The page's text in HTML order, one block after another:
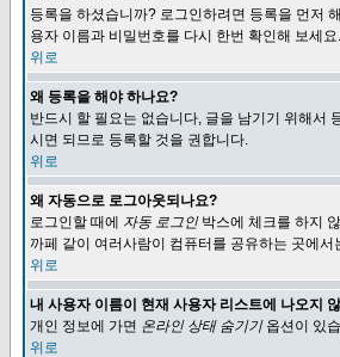
등록을 하셨습니까? 로그인하려면 등록을 먼저
용자 이름과 비밀번호를 다시 한번 확인해 보세
위로
왜 등록을 해야 하나요?
반드시 할 필요는 없습니다, 글을 남기기 위해서
시면 되므로 등록할 것을 권합니다.
위로
왜 자동으로 로그아웃되나요?
로그인할 때에 자동 로그인박스에 체크를 하지
까페 같이 여러사람이 컴퓨터를 공유하는 곳에
위로
내 사용자 이름이 현재 사용자 리스트에 나오지
개인 정보에 가면 온라인 상태 숨기기옵션이 있
위로